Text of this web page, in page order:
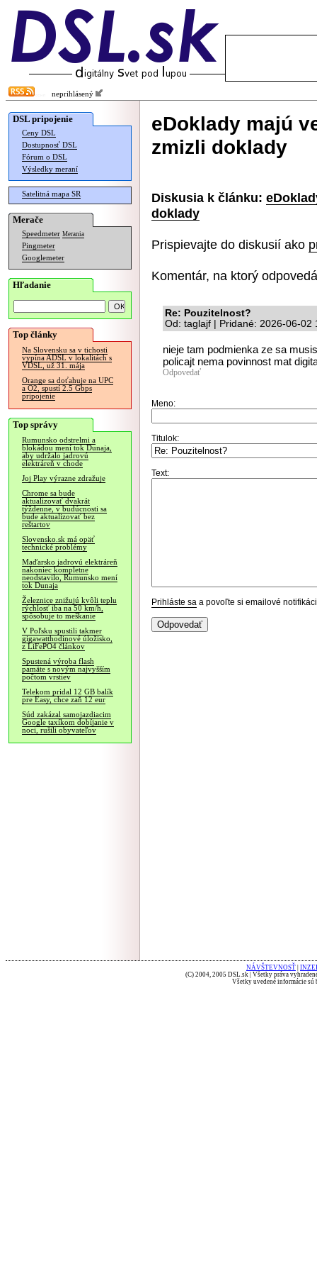
neprihlásený
DSL pripojenie
Ceny DSL
Dostupnosť DSL
Fórum o DSL
Výsledky meraní
Satelitná mapa SR
Merače
Speedmeter Merania
Pingmeter
Googlemeter
Hľadanie
Top články
Na Slovensku sa v tichosti
vypína ADSL v lokalitách s
VDSL, už 31. mája
Orange sa doťahuje na UPC
a O2, spustí 2.5 Gbps
pripojenie
Top správy
Rumunsko odstrelmi a
blokádou mení tok Dunaja,
aby udržalo jadrovú
elektráreň v chode
Joj Play výrazne zdražuje
Chrome sa bude
aktualizovať dvakrát
týždenne, v budúcnosti sa
bude aktualizovať bez
reštartov
Slovensko.sk má opäť
technické problémy
Maďarsko jadrovú elektráreň
nakoniec kompletne
neodstavilo, Rumunsko mení
tok Dunaja
Železnice znižujú kvôli teplu
rýchlosť iba na 50 km/h,
spôsobuje to meškanie
V Poľsku spustili takmer
gigawatthodinové úložisko,
z LiFePO4 článkov
Spustená výroba flash
pamäte s novým najvyšším
počtom vrstiev
Telekom pridal 12 GB balík
pre Easy, chce zaň 12 eur
Súd zakázal samojazdiacim
Google taxíkom dobíjanie v
noci, rušili obyvateľov
eDoklady majú
zmizli doklady
Diskusia k článku:
doklady
Prispievajte do diskusií ako
Komentár, na ktorý
Re: Pouzitelnost?
Od: taglajf | Pridané: 2026-06-02
nieje tam podmienka ze sa
policajt nema povinnost mat
Odpovedať
Meno:
Titulok:
Text:
Prihláste sa a povoľte si emailové
NÁVŠTEVNOSŤ
(C) 2004, 2005 DSL.sk | Všetky práva
Všetky uvedené informácie sú